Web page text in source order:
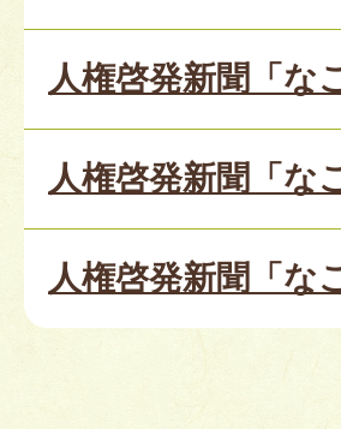
人権啓発新聞「な
人権啓発新聞「な
人権啓発新聞「な